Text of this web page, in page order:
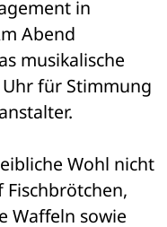
in
Abend
musikalische
für Stimmung
Wohl nicht
Fischbrötchen,
Waffeln sowie